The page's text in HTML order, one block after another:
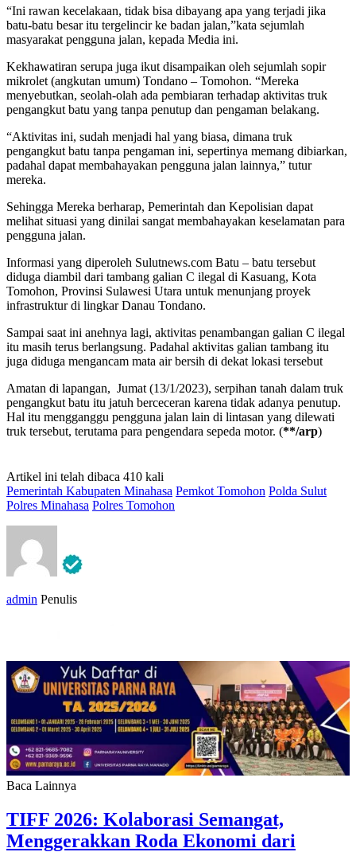
“Ini rawan kecelakaan, tidak bisa dibayang apa yang terjadi jika
batu-batu besar itu tergelincir ke badan jalan,”kata sejumlah
masyarakat pengguna jalan, kepada Media ini.
Kekhawatiran serupa juga ikut disampaikan oleh sejumlah sopir
mikrolet (angkutan umum) Tondano – Tomohon. “Mereka
menyebutkan, seolah-olah ada pembiaran terhadap aktivitas truk
pengangkut batu yang tanpa penutup dan pengaman belakang.
“Aktivitas ini, sudah menjadi hal yang biasa, dimana truk
pengangkut batu tanpa pengaman ini, sepertinya memang dibiarkan,
padahal dapat membahayakan pengguna jalan lainnya,” tutur
mereka.
Sehingga Mereka berharap, Pemerintah dan Kepolisian dapat
melihat situasi yang dinilai sangat membahayakan keselamatan para
pengguna jalan.
Informasi yang diperoleh Sulutnews.com Batu – batu tersebut
diduga diambil dari tambang galian C ilegal di Kasuang, Kota
Tomohon, Provinsi Sulawesi Utara untuk menunjang proyek
infrastruktur di lingkar Danau Tondano.
Sampai saat ini anehnya lagi, aktivitas penambangan galian C ilegal
itu masih terus berlangsung. Padahal aktivitas galian tambang itu
juga diduga mengancam mata air bersih di dekat lokasi tersebut
Amatan di lapangan, Jumat (13/1/2023), serpihan tanah dalam truk
pengangkut batu itu jatuh berceceran karena tidak adanya penutup.
Hal itu mengganggu pengguna jalan lain di lintasan yang dilewati
truk tersebut, terutama para pengendara sepeda motor. (**/arp)
Artikel ini telah dibaca 410 kali
Pemerintah Kabupaten Minahasa Pemkot Tomohon Polda Sulut
Polres Minahasa Polres Tomohon
admin Penulis
Baca Lainnya
TIFF 2026: Kolaborasi Semangat,
Menggerakkan Roda Ekonomi dari